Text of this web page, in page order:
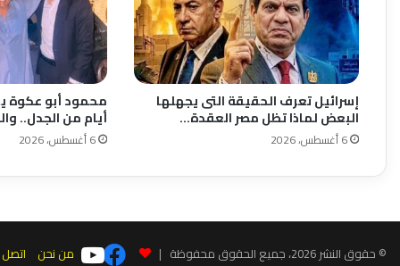
إسرائيل تعرف الحقيقة التى يجهلها
البعض لماذا تظل مصر العقدة…
6 أغسطس، 2026
محمود أبو عكوة
أيام من الجدل..
6 أغسطس، 2026
© حقوق النشر 2026، جميع الحقوق محفوظة | من نحن اتصل